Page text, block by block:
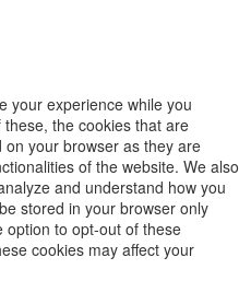
your experience while you
the cookies that are
your browser as they are
of the website. We also
and understand how you
stored in your browser only
option to opt-out of these
cookies may affect your